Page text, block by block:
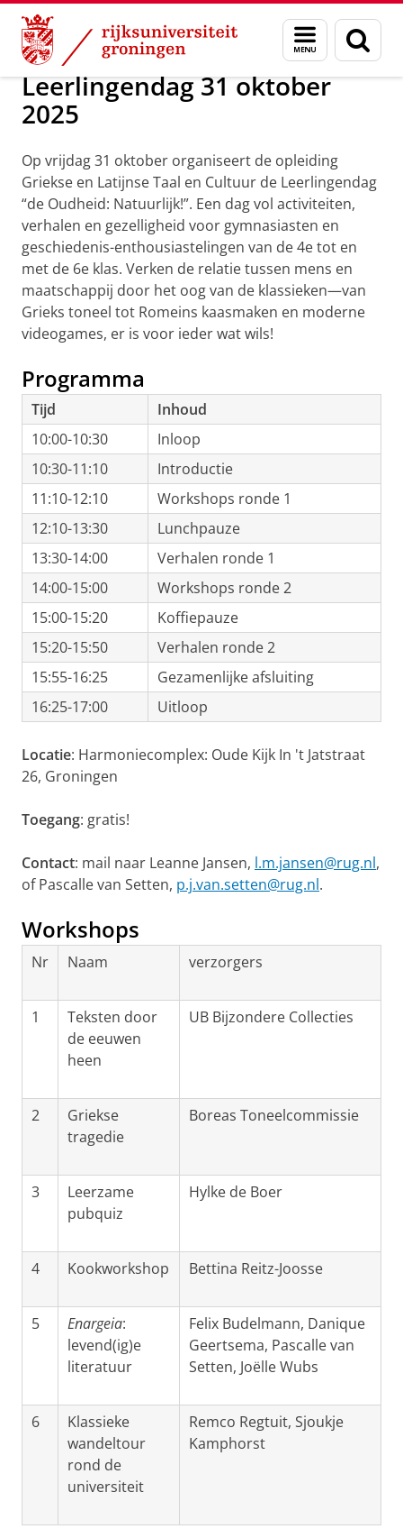
Skip
Content
Skip
Navigation
Menu
en
zoeken
Griekse en Latijnse taal en cultuur
Leerlingendag 31 oktober
2025
Op vrijdag 31 oktober organiseert de opleiding
Griekse en Latijnse Taal en Cultuur de Leerlingendag
“de Oudheid: Natuurlijk!”. Een dag vol activiteiten,
verhalen en gezelligheid voor gymnasiasten en
geschiedenis-enthousiastelingen van de 4e tot en
met de 6e klas. Verken de relatie tussen mens en
maatschappij door het oog van de klassieken—van
Grieks toneel tot Romeins kaasmaken en moderne
videogames, er is voor ieder wat wils!
Programma
Tijd
Inhoud
10:00-10:30
Inloop
10:30-11:10
Introductie
11:10-12:10
Workshops ronde 1
12:10-13:30
Lunchpauze
13:30-14:00
Verhalen ronde 1
14:00-15:00
Workshops ronde 2
15:00-15:20
Koffiepauze
15:20-15:50
Verhalen ronde 2
15:55-16:25
Gezamenlijke afsluiting
16:25-17:00
Uitloop
Locatie: Harmoniecomplex: Oude Kijk In 't Jatstraat
26, Groningen
Toegang: gratis!
Contact: mail naar Leanne Jansen, l.m.jansen@rug.nl,
of Pascalle van Setten, p.j.van.setten@rug.nl.
Workshops
Nr Naam verzorgers
1
Teksten door
de eeuwen
heen
UB Bijzondere Collecties
2
Griekse
tragedie
Boreas Toneelcommissie
3
Leerzame
pubquiz
Hylke de Boer
4 Kookworkshop Bettina Reitz-Joosse
5 Enargeia:
levend(ig)e
literatuur
Felix Budelmann, Danique
Geertsema, Pascalle van
Setten, Joëlle Wubs
6
Klassieke
wandeltour
rond de
universiteit
Remco Regtuit, Sjoukje
Kamphorst